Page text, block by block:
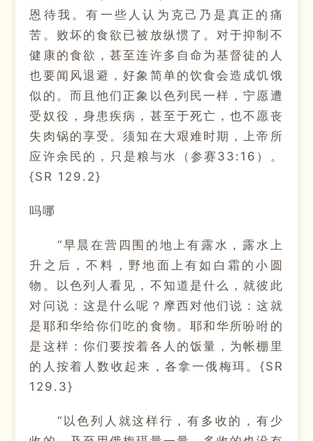
恩待我。有一些人认为克己乃是真正的痛
苦。败坏的食欲已被放纵惯了。对于抑制不
健康的食欲，甚至连许多自命为基督徒的人
也要闻风退避，好象简单的饮食会造成饥饿
似的。而且他们正象以色列民一样，宁愿遭
受奴役，身患疾病，甚至于死亡，也不愿丧
失肉锅的享受。须知在大艰难时期，上帝所
应许余民的，只是粮与水（参赛33:16）。
{SR 129.2}
吗哪
“早晨在营四围的地上有露水，露水上
升之后，不料，野地面上有如白霜的小圆
物。以色列人看见，不知道是什么，就彼此
对问说：这是什么呢？摩西对他们说：这就
是耶和华给你们吃的食物。耶和华所吩咐的
是这样：你们要按着各人的饭量，为帐棚里
的人按着人数收起来，各拿一俄梅珥。{SR
129.3}
“以色列人就这样行，有多收的，有少